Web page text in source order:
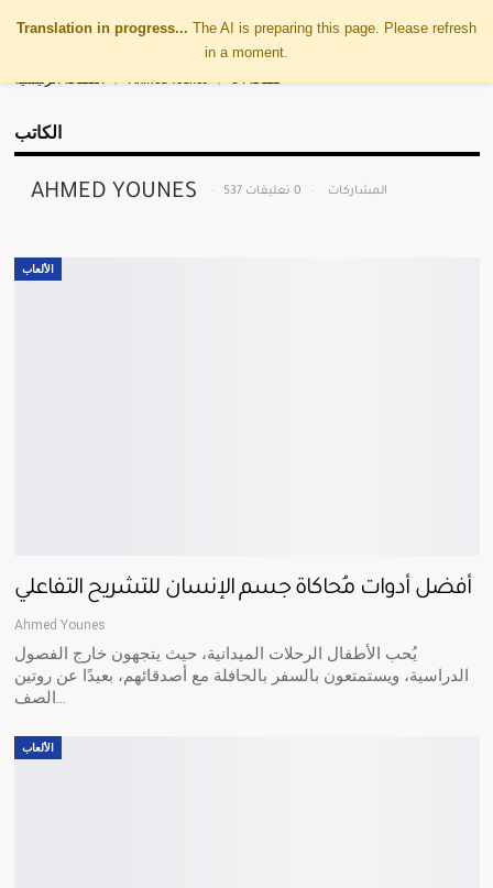
Translation in progress... The AI is preparing this page. Please refresh
in a moment.
الصفحة الرئيسية Ahmed Younes صفحة 54
الكاتب
AHMED YOUNES 537 المشاركات 0 تعليقات
الألعاب
أفضل أدوات مُحاكاة جسم الإنسان للتشريح التفاعلي
Ahmed Younes
يُحب الأطفال الرحلات الميدانية، حيث يتجهون خارج الفصول
الدراسية، ويستمتعون بالسفر بالحافلة مع أصدقائهم، بعيدًا عن روتين
الصف…
الألعاب